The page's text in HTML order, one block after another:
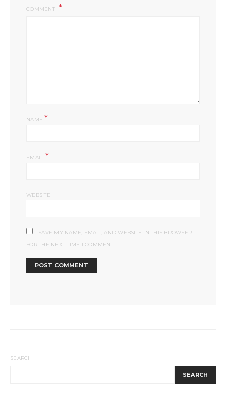
COMMENT
NAME*
EMAIL *
WEBSITE
SAVE MY NAME, EMAIL, AND WEBSITE IN THIS BROWSER
FOR THE NEXT TIME I COMMENT.
SEARCH
SEARCH